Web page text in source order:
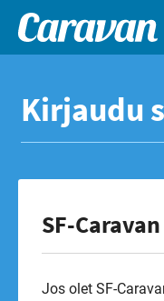
sisältöön
Caravan-
Leirintämatkailun
Kirjaudu
SF-
Jos olet SF-